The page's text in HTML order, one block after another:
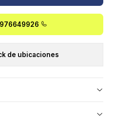
de ubicaciones